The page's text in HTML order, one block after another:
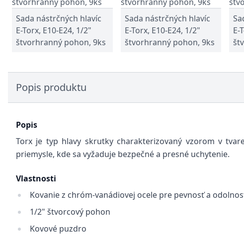
Sada nástrčných hlavíc
E-Torx, E10-E24, 1/2"
štvorhranný pohon, 9ks
Sada nástrčných hlavíc
E-Torx, E10-E24, 1/2"
štvorhranný pohon, 9ks
E-
Popis produktu
Popis
Torx je typ hlavy skrutky charakterizovaný vzorom v
priemysle, kde sa vyžaduje bezpečné a presné uchytenie.
Vlastnosti
Kovanie z chróm-vanádiovej ocele pre pevnosť a
1/2" štvorcový pohon
Kovové puzdro